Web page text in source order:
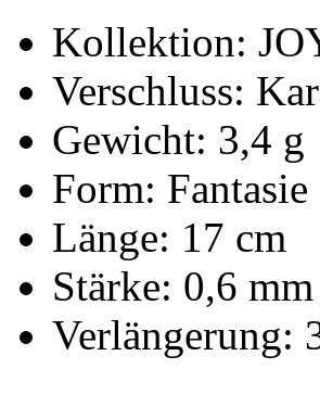
Kollektion:
Verschluss:
Gewicht: 3,4 g
Form: Fantasie
Länge: 17 cm
Stärke: 0,6 mm
Verlängerung: